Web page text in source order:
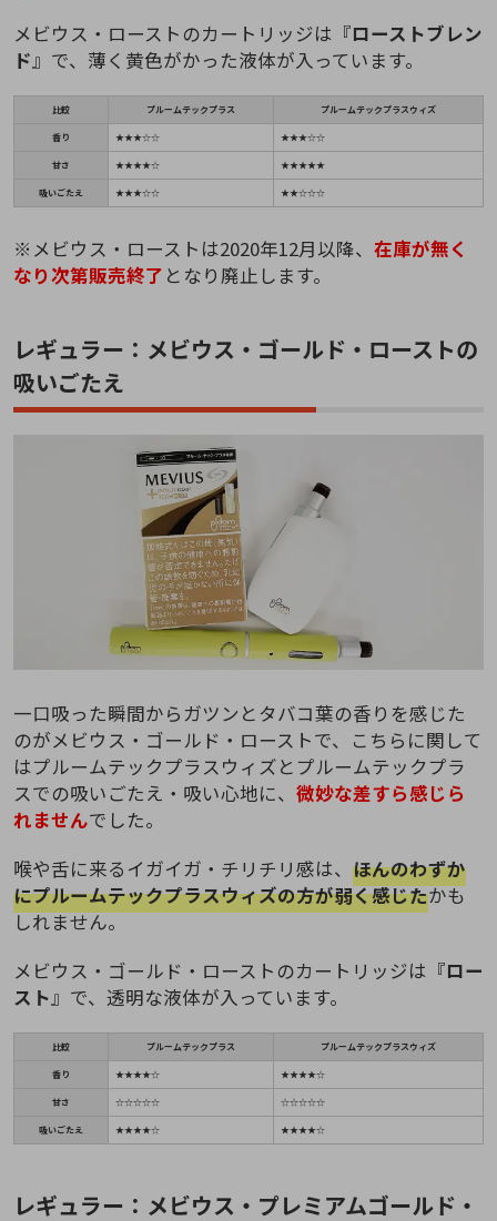
メビウス・ローストのカートリッジは『ローストブレン
ド』で、薄く黄色がかった液体が入っています。
比較 プルームテックプラス プルームテックプラスウィズ
香り ★★★☆☆ ★★★☆☆
甘さ ★★★★☆ ★★★★★
吸いごたえ ★★★☆☆ ★★☆☆☆
※メビウス・ローストは2020年12月以降、 在庫が無く
なり次第販売終了 となり廃止します。
レギュラー：メビウス・ゴールド・ローストの
吸いごたえ
一口吸った瞬間からガツンとタバコ葉の香りを感じた
のがメビウス・ゴールド・ローストで、こちらに関して
はプルームテックプラスウィズとプルームテックプラ
スでの吸いごたえ・吸い心地に、 微妙な差すら感じら
れませんでした。
喉や舌に来るイガイガ・チリチリ感は、 ほんのわずか
にプルームテックプラスウィズの方が弱く感じたかも
しれません。
メビウス・ゴールド・ローストのカートリッジは『ロー
スト』で、透明な液体が入っています。
比較 プルームテックプラス プルームテックプラスウィズ
香り ★★★★☆ ★★★★☆
甘さ ☆☆☆☆☆ ☆☆☆☆☆
吸いごたえ ★★★★☆ ★★★★☆
レギュラー：メビウス・プレミアムゴールド・